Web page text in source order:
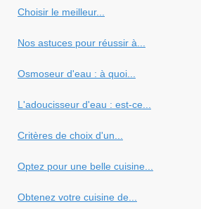
Choisir le meilleur...
Nos astuces pour réussir à...
Osmoseur d'eau : à quoi...
L'adoucisseur d'eau : est-ce...
Critères de choix d'un...
Optez pour une belle cuisine...
Obtenez votre cuisine de...